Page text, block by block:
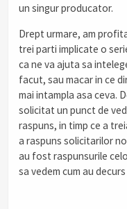
un singur producator.
Drept urmare, am
trei parti implicate o
ca ne va ajuta sa
facut, sau macar in ce
mai intampla asa ceva.
solicitat un punct de
raspuns, in timp ce a
a raspuns solicitarilor
au fost raspunsurile
sa vedem cum au